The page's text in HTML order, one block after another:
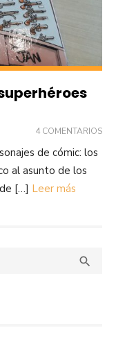
4 COMENTARIOS
de cómic: los
al asunto de los
[…] Leer más
